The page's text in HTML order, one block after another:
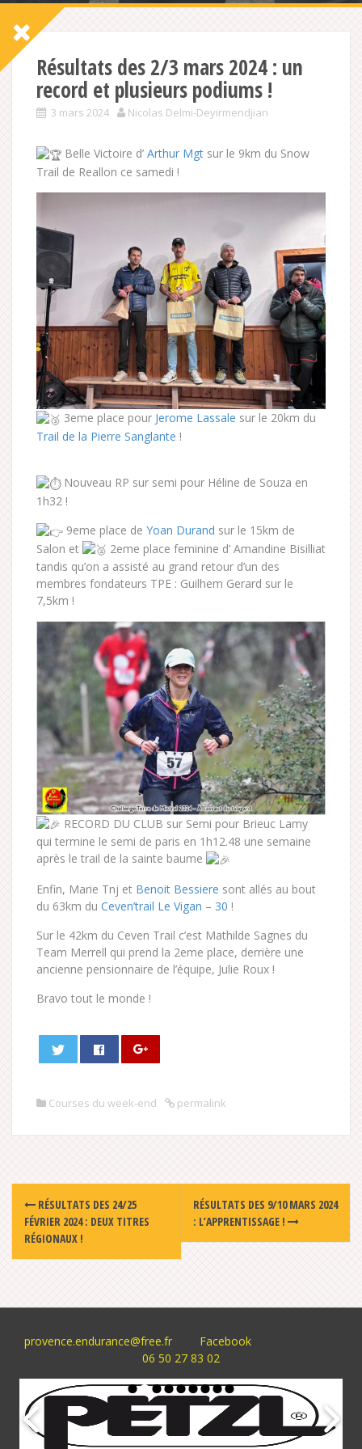
Résultats des 2/3 mars 2024 : un
record et plusieurs podiums !
3 mars 2024 Nicolas Delmi-Deyirmendjian
Belle Victoire d’ Arthur Mgt sur le 9km du Snow
Trail de Reallon ce samedi !
3eme place pour Jerome Lassale sur le 20km du
Trail de la Pierre Sanglante !
Nouveau RP sur semi pour Héline de Souza en
1h32 !
9eme place de Yoan Durand sur le 15km de
Salon et
2eme place feminine d’ Amandine Bisilliat
tandis qu’on a assisté au grand retour d’un des
membres fondateurs TPE : Guilhem Gerard sur le
7,5km !
RECORD DU CLUB sur Semi pour Brieuc Lamy
qui termine le semi de paris en 1h12.48 une semaine
après le trail de la sainte baume
Enfin, Marie Tnj et Benoit Bessiere sont allés au bout
du 63km du Ceven’trail Le Vigan – 30 !
Sur le 42km du Ceven Trail c’est Mathilde Sagnes du
Team Merrell qui prend la 2eme place, derrière une
ancienne pensionnaire de l’équipe, Julie Roux !
Bravo tout le monde !
Courses du week-end permalink
Post
navigation
RÉSULTATS DES 24/25
FÉVRIER 2024 : DEUX TITRES
RÉGIONAUX !
RÉSULTATS DES 9/10 MARS 2024
: L’APPRENTISSAGE !
provence.endurance@free.fr
Facebook
06 50 27 83 02